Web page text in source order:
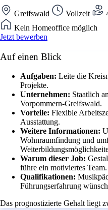
Greifswald Vollzeit
Kein Homeoffice möglich
Jetzt bewerben
Auf einen Blick
Aufgaben: Leite die
Projekte.
Unternehmen: Staatlich
Vorpommern-Greifswald.
Vorteile: Flexible
Ausstattung.
Weitere Informationen:
Wohnraumfindung und
Warum dieser Job:
führe ein motiviertes Team.
Qualifikationen:
Führungserfahrung
Das prognostizierte Gehalt liegt